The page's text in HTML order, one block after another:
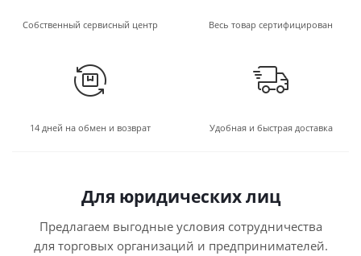
Собственный сервисный центр Весь товар сертифицирован
14 дней на обмен и возврат Удобная и быстрая доставка
Для юридических лиц
Предлагаем выгодные условия сотрудничества
для торговых организаций и предпринимателей.